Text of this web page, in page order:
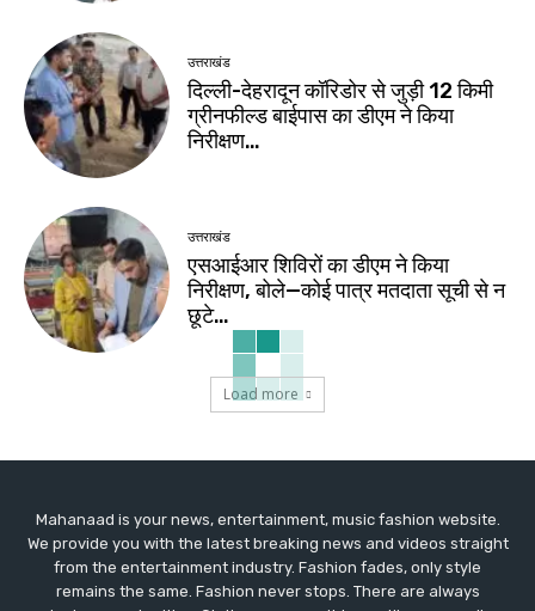
उत्तराखंड
दिल्ली-देहरादून कॉरिडोर से जुड़ी 12 किमी
ग्रीनफील्ड बाईपास का डीएम ने किया
निरीक्षण…
उत्तराखंड
एसआईआर शिविरों का डीएम ने किया
निरीक्षण, बोले—कोई पात्र मतदाता सूची से न
छूटे…
Load more
Mahanaad is your news, entertainment, music fashion website.
We provide you with the latest breaking news and videos straight
from the entertainment industry. Fashion fades, only style
remains the same. Fashion never stops. There are always